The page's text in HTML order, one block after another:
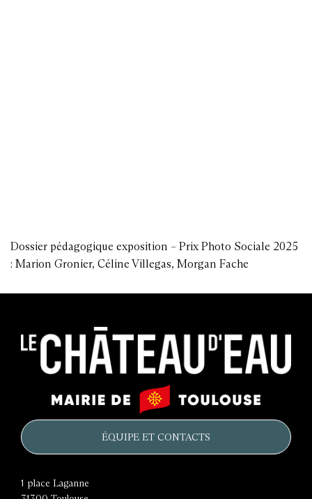
Dossier pédagogique exposition – Prix Photo Sociale 2025
: Marion Gronier, Céline Villegas, Morgan Fache
château
d'eau
Mairie
de
ÉQUIPE ET CONTACTS
1 place Laganne